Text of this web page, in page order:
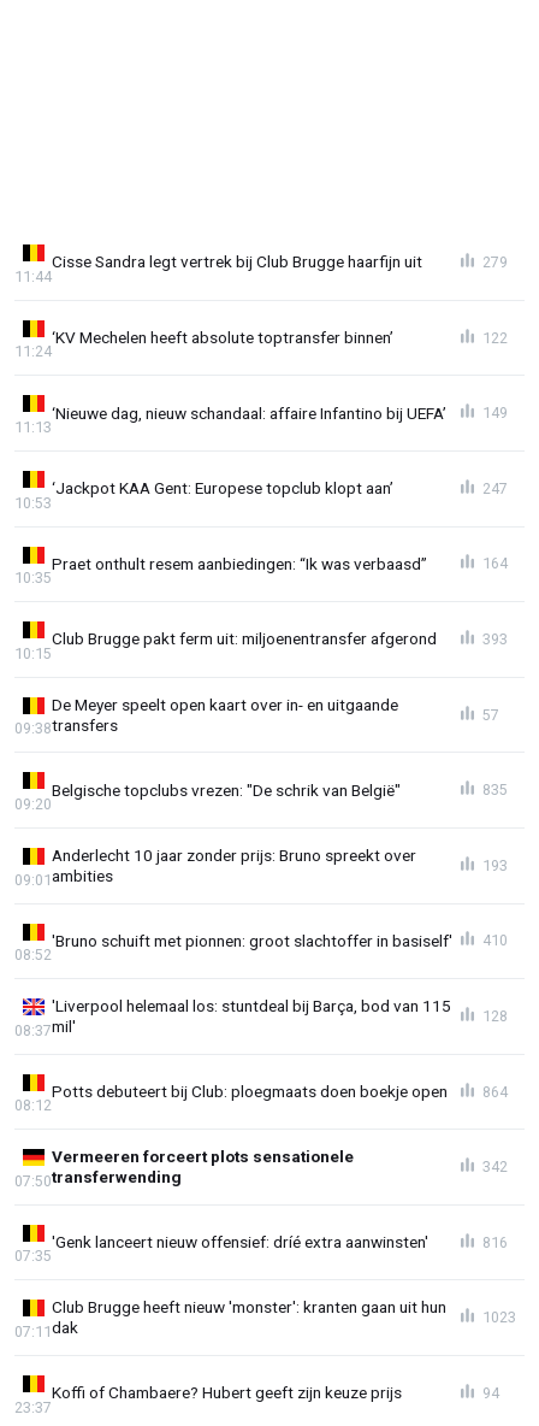
Cisse Sandra legt vertrek bij Club Brugge haarfijn uit
11:44
279
‘KV Mechelen heeft absolute toptransfer binnen’
11:24
122
‘Nieuwe dag, nieuw schandaal: affaire Infantino bij UEFA’
11:13
149
‘Jackpot KAA Gent: Europese topclub klopt aan’
10:53
247
Praet onthult resem aanbiedingen: “Ik was verbaasd”
10:35
164
Club Brugge pakt ferm uit: miljoenentransfer afgerond
10:15
393
De Meyer speelt open kaart over in- en uitgaande
transfers
09:38
57
Belgische topclubs vrezen: "De schrik van België"
09:20
835
Anderlecht 10 jaar zonder prijs: Bruno spreekt over
ambities
09:01
193
'Bruno schuift met pionnen: groot slachtoffer in basiself'
08:52
410
'Liverpool helemaal los: stuntdeal bij Barça, bod van 115
mil'
08:37
128
Potts debuteert bij Club: ploegmaats doen boekje open
08:12
864
Vermeeren forceert plots sensationele
transferwending
07:50
342
'Genk lanceert nieuw offensief: dríé extra aanwinsten'
07:35
816
Club Brugge heeft nieuw 'monster': kranten gaan uit hun
dak
07:11
1023
Koffi of Chambaere? Hubert geeft zijn keuze prijs
23:37
94